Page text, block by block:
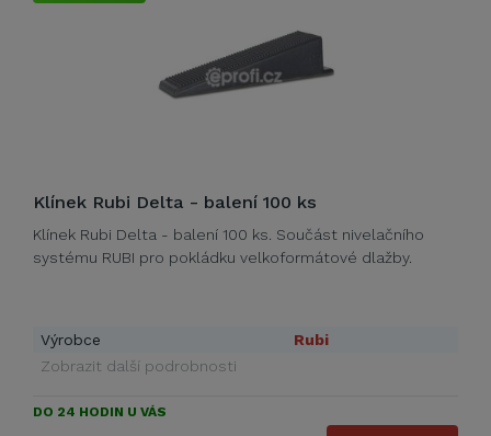
Klínek Rubi Delta - balení 100 ks
Klínek Rubi Delta - balení 100 ks. Součást nivelačního
systému RUBI pro pokládku velkoformátové dlažby.
Výrobce
Rubi
Zobrazit další podrobnosti
DO 24 HODIN U VÁS